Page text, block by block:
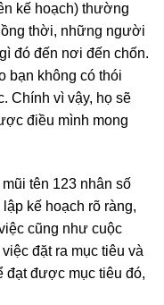
kế hoạch) thường
thời, những người
đó đến nơi đến chốn.
bạn không có thói
Chính vì vậy, họ sẽ
điều mình mong
tên 123 nhân số
kế hoạch rõ ràng,
cũng như cuộc
đặt ra mục tiêu và
đạt được mục tiêu đó,